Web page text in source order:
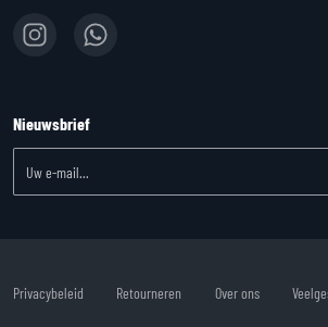
Nieuwsbrief
Privacybeleid Retourneren Over ons